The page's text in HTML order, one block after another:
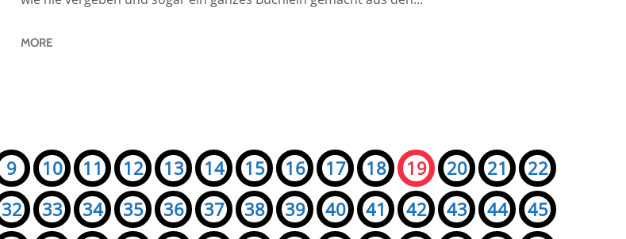
MORE
9 10 11 12 13 14 15 16 17 18 19 20 21
22
32 33 34 35 36 37 38 39 40 41 42 43 44
45